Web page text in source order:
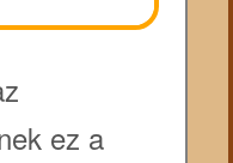
ez a